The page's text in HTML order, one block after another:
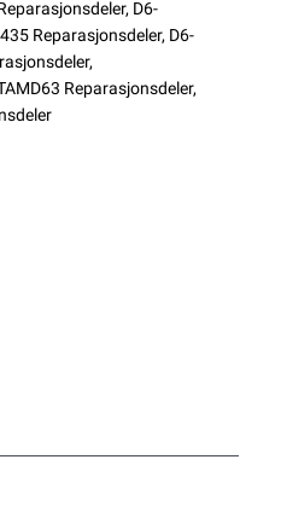
, D6-
Reparasjonsdeler, D6-
,
Reparasjonsdeler,